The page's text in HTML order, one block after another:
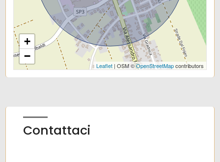
Centri commerciali
Uffici comunali
+
−
Leaflet| OSM ©OpenStreetMapcontributors
Contattaci